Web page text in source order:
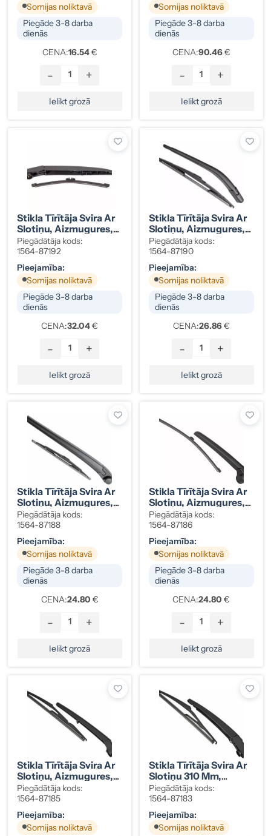
Somijas noliktavā
Piegāde 3-8 darba
dienās
CENA:16.54€
- +
Ielikt grozā
Somijas noliktavā
Piegāde 3-8 darba
dienās
CENA:90.46€
- +
Ielikt grozā
Stikla Tīrītāja Svira Ar
Slotiņu, Aizmugures,
Renault, 287816193R
Piegādātāja kods:
1564-87192
Pieejamība:
Somijas noliktavā
Piegāde 3-8 darba
dienās
CENA:32.04€
- +
Ielikt grozā
Stikla Tīrītāja Svira Ar
Slotiņu, Aizmugures,
Volvo XC60, 30747762
Piegādātāja kods:
1564-87190
Pieejamība:
Somijas noliktavā
Piegāde 3-8 darba
dienās
CENA:26.86€
- +
Ielikt grozā
Stikla Tīrītāja Svira Ar
Slotiņu, Aizmugures,
Seat, 5P0955427
Piegādātāja kods:
1564-87188
Pieejamība:
Somijas noliktavā
Piegāde 3-8 darba
dienās
CENA:24.80 €
- +
Ielikt grozā
Stikla Tīrītāja Svira Ar
Slotiņu, Aizmugures,
Audi A3, 8V3955407
Piegādātāja kods:
1564-87186
Pieejamība:
Somijas noliktavā
Piegāde 3-8 darba
dienās
CENA:24.80 €
- +
Ielikt grozā
Stikla Tīrītāja Svira Ar
Slotiņu, Aizmugures,
Fiat Panda, 46835901
Piegādātāja kods:
1564-87185
Pieejamība:
Somijas noliktavā
Stikla Tīrītāja Svira Ar
Slotiņu 310 Mm,
Aizmugures, Ford B/C-
Max, 1686898
Piegādātāja kods:
1564-87183
Pieejamība:
Somijas noliktavā